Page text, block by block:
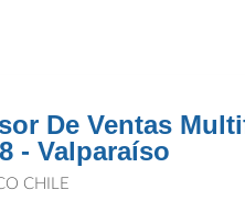
De Ventas
- Valparaíso
CHILE